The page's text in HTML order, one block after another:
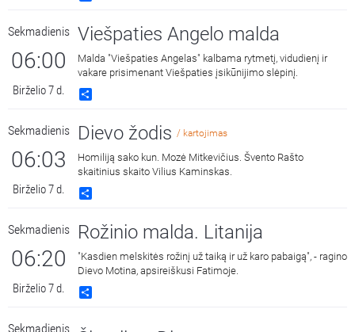
Sekmadienis
06:00
Birželio 7 d.
Viešpaties Angelo malda
Malda "Viešpaties Angelas" kalbama rytmetį, vidudienį ir
vakare prisimenant Viešpaties įsikūnijimo slėpinį.
Sekmadienis
06:03
Birželio 7 d.
Dievo žodis / kartojimas
Homiliją sako kun. Mozė Mitkevičius. Švento Rašto
skaitinius skaito Vilius Kaminskas.
Sekmadienis
06:20
Birželio 7 d.
Rožinio malda. Litanija
"Kasdien melskitės rožinį už taiką ir už karo pabaigą", - ragino
Dievo Motina, apsireiškusi Fatimoje.
Sekmadienis